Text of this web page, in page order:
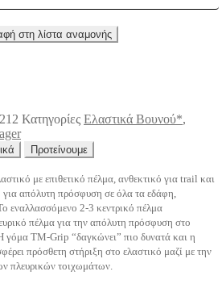
Κατηγορίες Ελαστικά Βουνού*,
Προτείνουμε
με επιθετικό πέλμα, ανθεκτικό για trail και
απόλυτη πρόσφυση σε όλα τα εδάφη,
εναλλασσόμενο 2-3 κεντρικό πέλμα
πέλμα για την απόλυτη πρόσφυση στο
γόμα TM-Grip “δαγκώνει” πιο δυνατά και η
πρόσθετη στήριξη στο ελαστικό μαζί με την
πλευρικών τοιχωμάτων.